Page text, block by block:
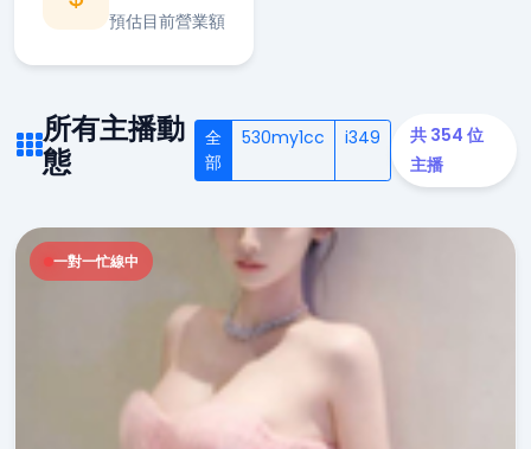
預估目前營業額
所有主播動
態
全
部
530my1cc i349
共 354 位
主播
一對一忙線中